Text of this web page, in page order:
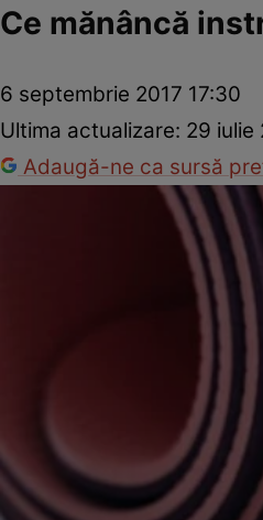
Ce mănâncă
6 septembrie 2017 17:30
Ultima actualizare: 29 iulie
Adaugă-ne ca sursă